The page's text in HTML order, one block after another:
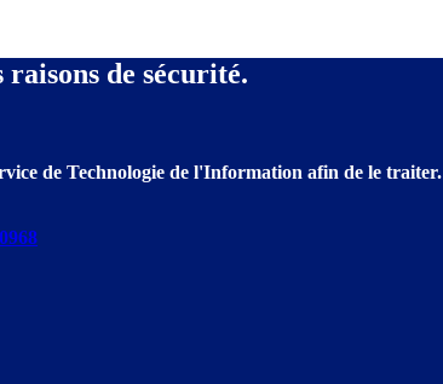
de sécurité.
de Technologie de l'Information afin de le traiter.